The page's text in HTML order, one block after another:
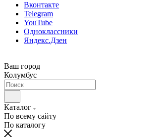
Вконтакте
Telegram
YouTube
Одноклассники
Яндекс.Дзен
Ваш город
Колумбус
Каталог
По всему сайту
По каталогу